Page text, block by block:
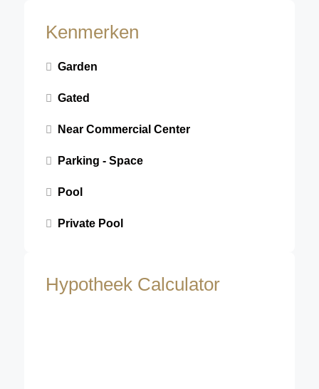
Kenmerken
Garden
Gated
Near Commercial Center
Parking - Space
Pool
Private Pool
Hypotheek Calculator